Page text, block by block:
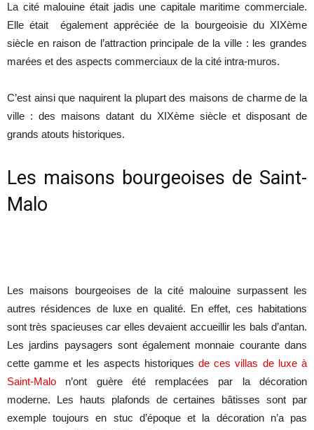
La cité malouine était jadis une capitale maritime commerciale.
Elle était également appréciée de la bourgeoisie du XIXème
siècle en raison de l’attraction principale de la ville : les grandes
marées et des aspects commerciaux de la cité intra-muros.
C’est ainsi que naquirent la plupart des maisons de charme de la
ville : des maisons datant du XIXème siècle et disposant de
grands atouts historiques.
Les maisons bourgeoises de Saint-
Malo
Les maisons bourgeoises de la cité malouine surpassent les
autres résidences de luxe en qualité. En effet, ces habitations
sont très spacieuses car elles devaient accueillir les bals d’antan.
Les jardins paysagers sont également monnaie courante dans
cette gamme et les aspects historiquesde ces villas de luxe à
Saint-Malo n’ont guère été remplacées par la décoration
moderne. Les hauts plafonds de certaines bâtisses sont par
exemple toujours en stuc d’époque et la décoration n’a pas